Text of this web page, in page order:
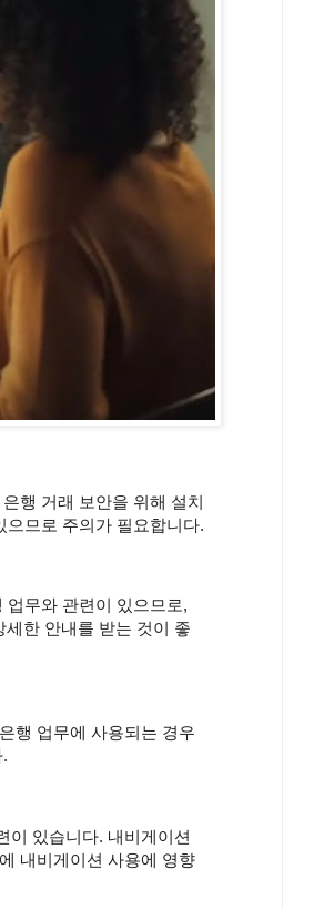
행 거래 보안을 위해 설치
으므로 주의가 필요합니다.
무와 관련이 있으므로,
한 안내를 받는 것이 좋
행 업무에 사용되는 경우
이 있습니다. 내비게이션
내비게이션 사용에 영향